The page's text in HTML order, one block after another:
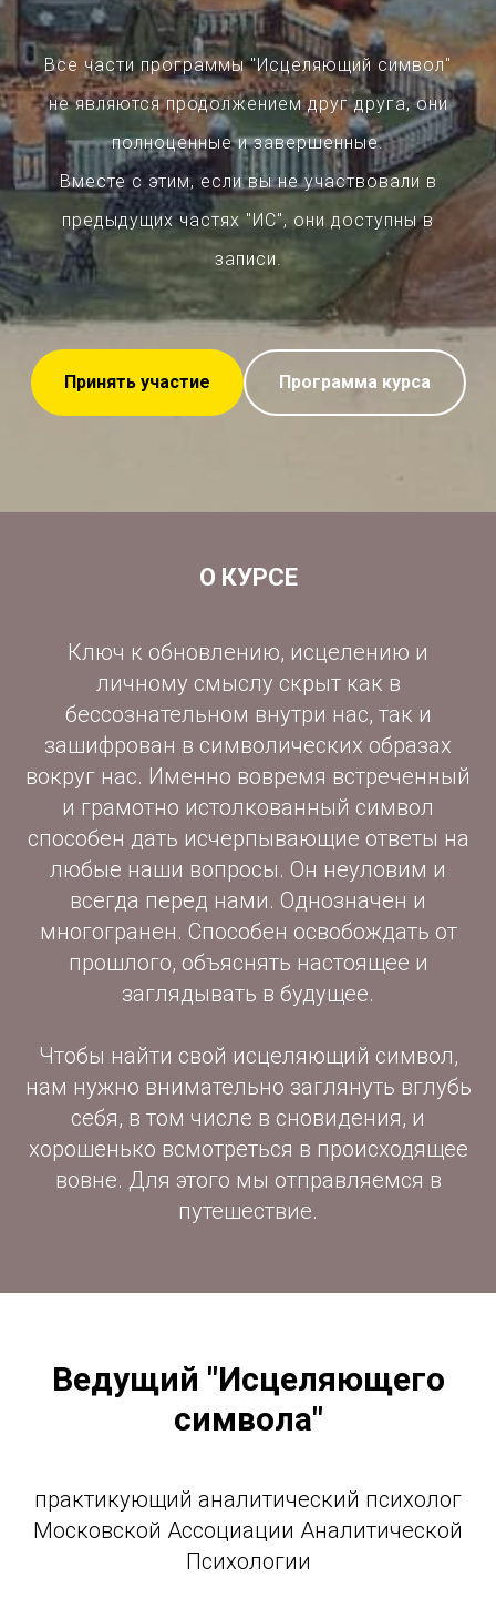
Все части программы "Исцеляющий символ"
не являются продолжением друг друга, они
полноценные и завершенные.
Вместе с этим, если вы не участвовали в
предыдущих частях "ИС", они доступны в
записи.
Принять участие Программа курса
О КУРСЕ
Ключ к обновлению, исцелению и
личному смыслу скрыт как в
бессознательном внутри нас, так и
зашифрован в символических образах
вокруг нас. Именно вовремя встреченный
и грамотно истолкованный символ
способен дать исчерпывающие ответы на
любые наши вопросы. Он неуловим и
всегда перед нами. Однозначен и
многогранен. Способен освобождать от
прошлого, объяснять настоящее и
заглядывать в будущее.
Чтобы найти свой исцеляющий символ,
нам нужно внимательно заглянуть вглубь
себя, в том числе в сновидения, и
хорошенько всмотреться в происходящее
вовне. Для этого мы отправляемся в
путешествие.
Ведущий "Исцеляющего
символа"
практикующий аналитический психолог
Московской Ассоциации Аналитической
Психологии